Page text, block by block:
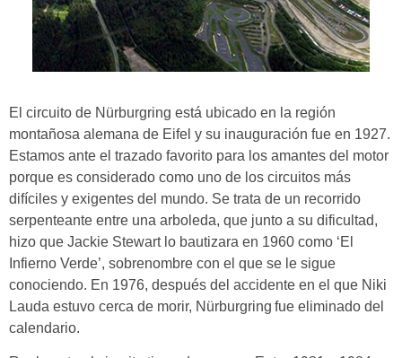
El circuito de Nürburgring está ubicado en la región
montañosa alemana de Eifel y su inauguración fue en 1927.
Estamos ante el trazado favorito para los amantes del motor
porque es considerado como uno de los circuitos más
difíciles y exigentes del mundo. Se trata de un recorrido
serpenteante entre una arboleda, que junto a su dificultad,
hizo que Jackie Stewart lo bautizara en 1960 como ‘El
Infierno Verde’, sobrenombre con el que se le sigue
conociendo. En 1976, después del accidente en el que Niki
Lauda estuvo cerca de morir, Nürburgring fue eliminado del
calendario.